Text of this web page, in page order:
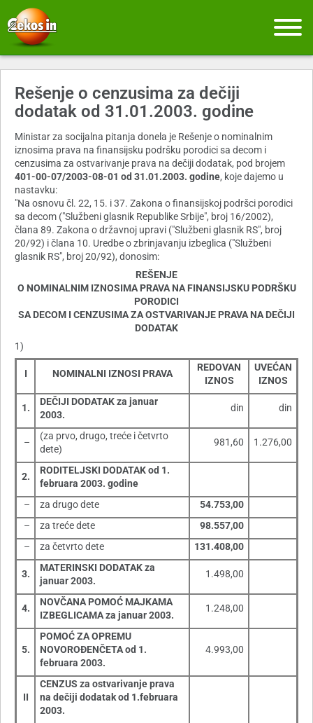
Rešenje o cenzusima za dečiji
dodatak od 31.01.2003. godine
Ministar za socijalna pitanja donela je Rešenje o nominalnim
iznosima prava na finansijsku podršku porodici sa decom i
cenzusima za ostvarivanje prava na dečiji dodatak, pod brojem
401-00-07/2003-08-01 od 31.01.2003. godine, koje dajemo u
nastavku:
"Na osnovu čl. 22, 15. i 37. Zakona o finansijskoj podršci porodici
sa decom ("Službeni glasnik Republike Srbije", broj 16/2002),
člana 89. Zakona o državnoj upravi ("Službeni glasnik RS", broj
20/92) i člana 10. Uredbe o zbrinjavanju izbeglica ("Službeni
glasnik RS", broj 20/92), donosim:
REŠENJE
O NOMINALNIM IZNOSIMA PRAVA NA FINANSIJSKU PODRŠKU
PORODICI
SA DECOM I CENZUSIMA ZA OSTVARIVANJE PRAVA NA DEČIJI
DODATAK
1)
I NOMINALNI IZNOSI PRAVA
REDOVAN
IZNOS
UVEĆAN
IZNOS
1.
DEČIJI DODATAK za januar
2003.
din din
–
(za prvo, drugo, treće i četvrto
dete)
981,60 1.276,00
2.
RODITELJSKI DODATAK od 1.
februara 2003. godine
–
za drugo dete
54.753,00
–
za treće dete
98.557,00
–
za četvrto dete 131.408,00
3.
MATERINSKI DODATAK za
januar 2003.
1.498,00
4.
NOVČANA POMOĆ MAJKAMA
IZBEGLICAMA za januar 2003.
1.248,00
5.
POMOĆ ZA OPREMU
NOVOROĐENČETA od 1.
februara 2003.
4.993,00
II
CENZUS za ostvarivanje prava
na dečiji dodatak od 1.februara
2003.